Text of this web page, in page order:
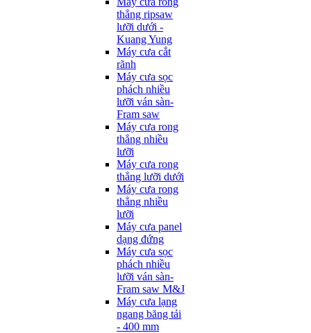
thẳng ripsaw
lưỡi dưới -
Kuang Yung
Máy cưa cắt
rãnh
Máy cưa sọc
phách nhiều
lưỡi ván sàn-
Fram saw
Máy cưa rong
thẳng nhiều
lưỡi
Máy cưa rong
thẳng lưỡi dưới
Máy cưa rong
thẳng nhiều
lưỡi
Máy cưa panel
dạng đứng
Máy cưa sọc
phách nhiều
lưỡi ván sàn-
Fram saw M&J
Máy cưa lạng
ngang băng tải
- 400 mm